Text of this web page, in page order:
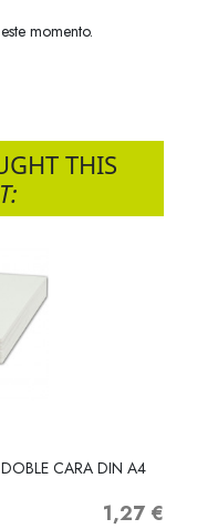
momento.
THIS
CARA DIN A4
Precio
1,27 €